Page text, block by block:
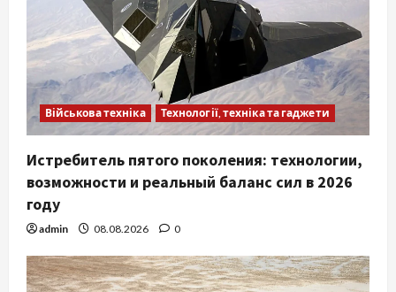
Військова техніка Технології, техніка та гаджети
Истребитель пятого поколения: технологии,
возможности и реальный баланс сил в 2026
году
admin 08.08.2026 0